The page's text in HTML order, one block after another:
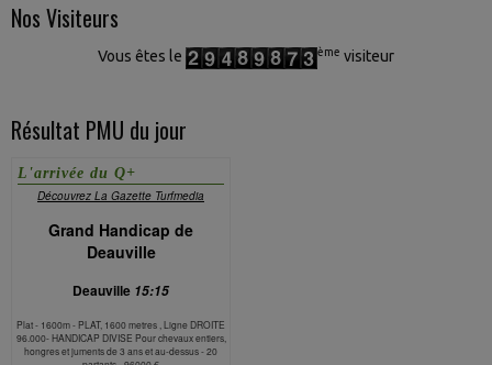
Nos Visiteurs
Vous êtes le ème visiteur
Résultat PMU du jour